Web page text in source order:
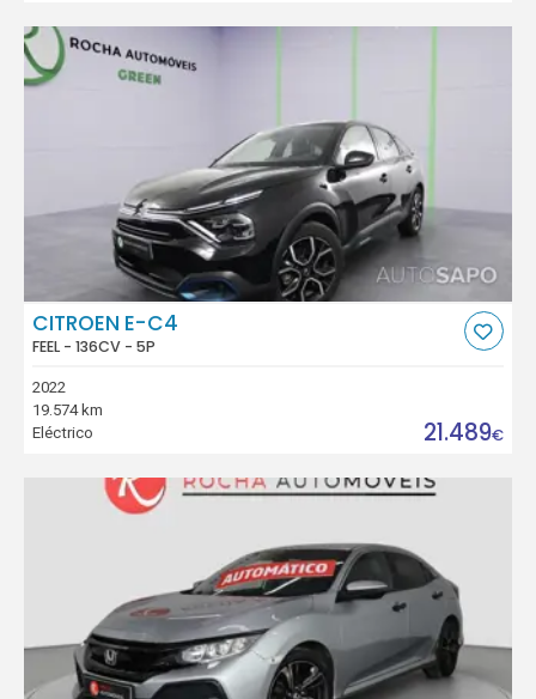
CITROEN E-C4
FEEL - 136CV - 5P
2022
19.574 km
Eléctrico
21.489€